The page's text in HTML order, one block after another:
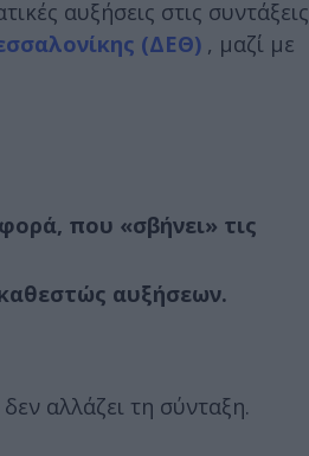
αυξήσεις στις συντάξεις
(ΔΕΘ) , μαζί με
που «σβήνει» τις
αυξήσεων.
αλλάζει τη σύνταξη.